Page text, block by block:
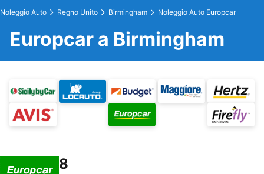
Noleggio Auto Regno Unito Birmingham Noleggio Auto Europcar
Europcar a Birmingham
8